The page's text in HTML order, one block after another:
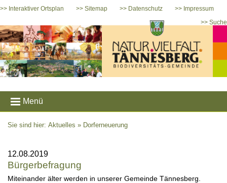
>> Interaktiver Ortsplan >> Sitemap >> Datenschutz
>> Impressum
>> Suche
Menü
Sie sind hier: Aktuelles » Dorferneuerung
12.08.2019
Bürgerbefragung
Miteinander älter werden in unserer Gemeinde Tännesberg.